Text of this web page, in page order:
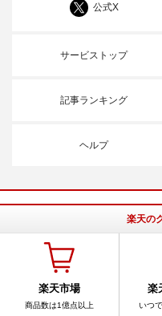
公式X
サービストップ
記事ランキング
ヘルプ
楽天の
楽天市場
商品数は1億点以上
楽
いつ